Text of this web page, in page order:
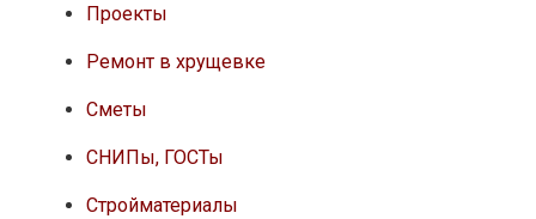
Проекты
Ремонт в хрущевке
Сметы
СНИПы, ГОСТы
Стройматериалы